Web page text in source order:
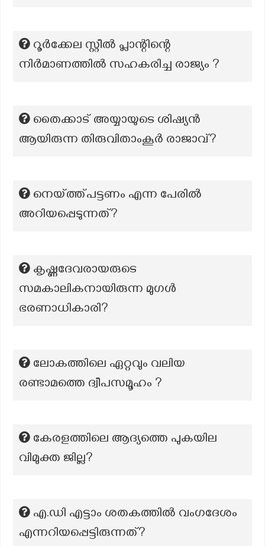
റൂർക്കേല സ്റ്റീൽ പ്ലാന്റിന്റെ
നിർമാണത്തിൽ സഹകരിച്ച രാജ്യം ?
തൈക്കാട് അയ്യായുടെ ശിഷ്യന്‍
ആയിരുന്ന തിരുവിതാംകൂര്‍ രാജാവ്?
നെയ്ത്ത്പട്ടണം എന്ന പേരിൽ
അറിയപ്പെടുന്നത്?
കൃഷ്ണദേവരായരുടെ
സമകാലികനായിരുന്ന മുഗൾ
ഭരണാധികാരി?
ലോകത്തിലെ ഏറ്റവും വലിയ
രണ്ടാമത്തെ ദ്വീപസമൂഹം ?
കേരളത്തിലെ ആദ്യത്തെ പുകയില
വിമുക്ത ജില്ല?
എ.ഡി എട്ടാം ശതകത്തിൽ വംഗദേശം
എന്നറിയപ്പെട്ടിരുന്നത്?